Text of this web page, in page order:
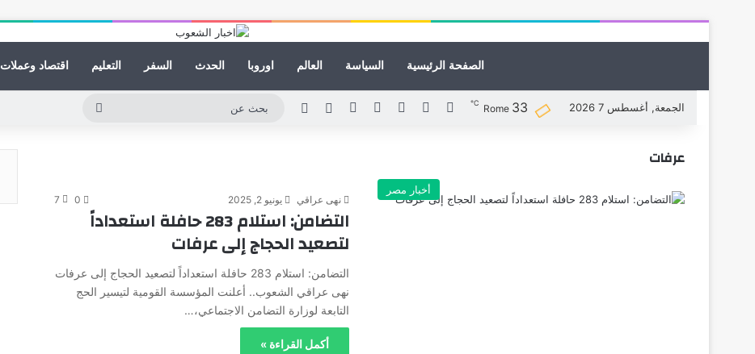
الصفحة الرئيسية السياسة العالم اوروبا الحدث السفر التعليم اقتصاد وعملات
الجمعة, أغسطس 7 2026 Rome 33
℃ فيسبوك لينكدإنيوتيوب انستقراممقال عشوائي
الوضع المظلم
عرفات
أخبار مصر
نهى عراقي يونيو 2, 2025 0
7
التضامن: استلام 283 حافلة استعداداً
لتصعيد الحجاج إلى عرفات
التضامن: استلام 283 حافلة استعداداً لتصعيد الحجاج إلى عرفات
نهى عراقي الشعوب.. أعلنت المؤسسة القومية لتيسير الحج
التابعة لوزارة التضامن الاجتماعي،…
أكمل القراءة »